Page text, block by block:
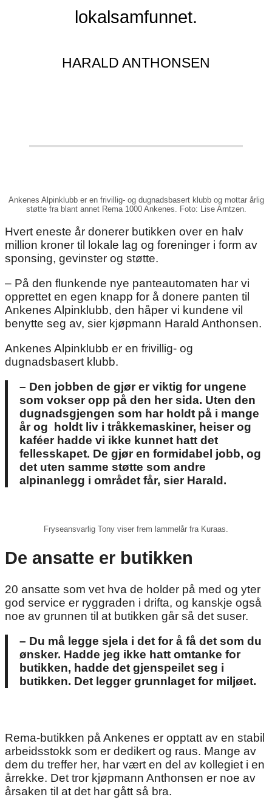
lokalsamfunnet.
HARALD ANTHONSEN
Ankenes Alpinklubb er en frivillig- og dugnadsbasert klubb og mottar årlig
støtte fra blant annet Rema 1000 Ankenes. Foto: Lise Arntzen.
Hvert eneste år donerer butikken over en halv
million kroner til lokale lag og foreninger i form av
sponsing, gevinster og støtte.
– På den flunkende nye panteautomaten har vi
opprettet en egen knapp for å donere panten til
Ankenes Alpinklubb, den håper vi kundene vil
benytte seg av, sier kjøpmann Harald Anthonsen.
Ankenes Alpinklubb er en frivillig- og
dugnadsbasert klubb.
– Den jobben de gjør er viktig for ungene
som vokser opp på den her sida. Uten den
dugnadsgjengen som har holdt på i mange
år og holdt liv i tråkkemaskiner, heiser og
kaféer hadde vi ikke kunnet hatt det
fellesskapet. De gjør en formidabel jobb, og
det uten samme støtte som andre
alpinanlegg i området får, sier Harald.
Fryseansvarlig Tony viser frem lammelår fra Kuraas.
De ansatte er butikken
20 ansatte som vet hva de holder på med og yter
god service er ryggraden i drifta, og kanskje også
noe av grunnen til at butikken går så det suser.
– Du må legge sjela i det for å få det som du
ønsker. Hadde jeg ikke hatt omtanke for
butikken, hadde det gjenspeilet seg i
butikken. Det legger grunnlaget for miljøet.
Rema-butikken på Ankenes er opptatt av en stabil
arbeidsstokk som er dedikert og raus. Mange av
dem du treffer her, har vært en del av kollegiet i en
årrekke. Det tror kjøpmann Anthonsen er noe av
årsaken til at det har gått så bra.